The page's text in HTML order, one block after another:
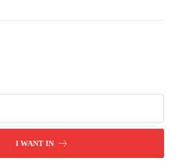
I WANT IN